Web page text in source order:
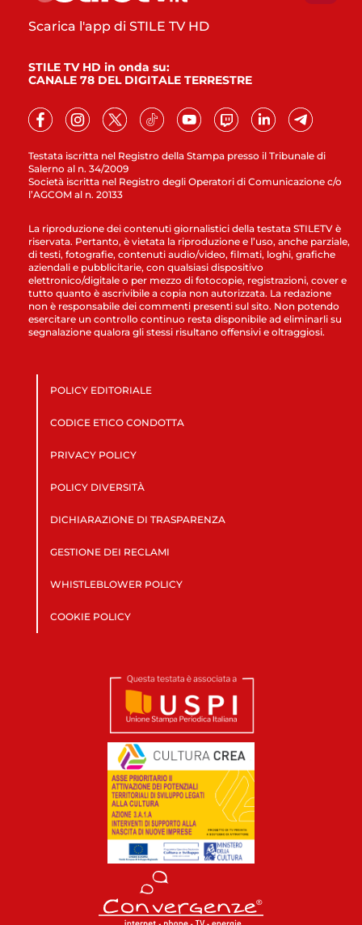
Testata iscritta nel Registro della Stampa presso il Tribunale di
Salerno al n. 34/2009
Società iscritta nel Registro degli Operatori di Comunicazione c/o
l’AGCOM al n. 20133
Scarica l'app di STILE TV HD
STILE TV HD in onda su:
CANALE 78 DEL DIGITALE TERRESTRE
La riproduzione dei contenuti giornalistici della testata STILETV è
riservata. Pertanto, è vietata la riproduzione e l’uso, anche parziale,
di testi, fotografie, contenuti audio/video, filmati, loghi, grafiche
aziendali e pubblicitarie, con qualsiasi dispositivo
elettronico/digitale o per mezzo di fotocopie, registrazioni, cover e
tutto quanto è ascrivibile a copia non autorizzata. La redazione
non è responsabile dei commenti presenti sul sito. Non potendo
esercitare un controllo continuo resta disponibile ad eliminarli su
segnalazione qualora gli stessi risultano offensivi e oltraggiosi.
POLICY EDITORIALE
CODICE ETICO CONDOTTA
PRIVACY POLICY
POLICY DIVERSITÀ
DICHIARAZIONE DI TRASPARENZA
GESTIONE DEI RECLAMI
WHISTLEBLOWER POLICY
COOKIE POLICY